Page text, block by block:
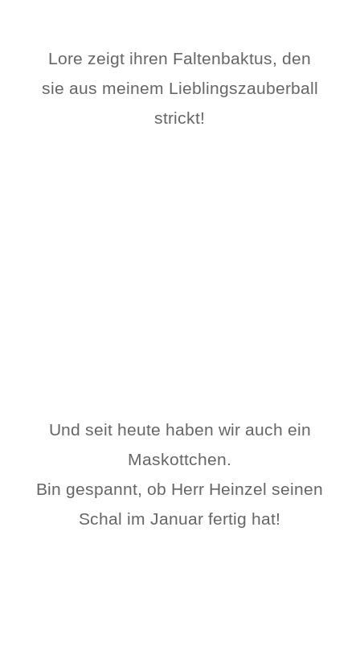
Lore zeigt ihren Faltenbaktus, den
sie aus meinem Lieblingszauberball
strickt!
Und seit heute haben wir auch ein
Maskottchen.
Bin gespannt, ob Herr Heinzel seinen
Schal im Januar fertig hat!